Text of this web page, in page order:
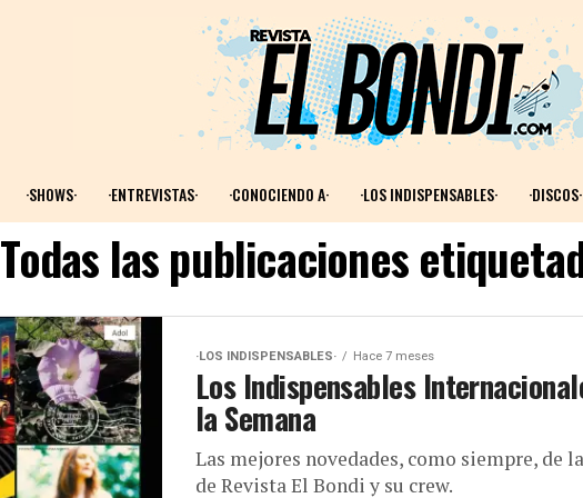
·SHOWS· ·ENTREVISTAS· ·CONOCIENDO A· ·LOS INDISPENSABLES· ·DISCOS·
Todas las publicaciones
·LOS INDISPENSABLES· Hace 7 meses
Los Indispensables
la Semana
Las mejores novedades, como siempre, de
de Revista El Bondi y su crew.